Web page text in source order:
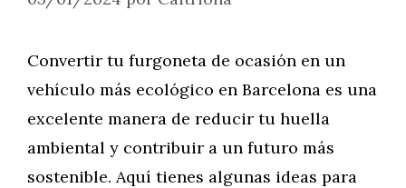
Convertir tu furgoneta de ocasión en un
vehículo más ecológico en Barcelona es una
excelente manera de reducir tu huella
ambiental y contribuir a un futuro más
sostenible. Aquí tienes algunas ideas para